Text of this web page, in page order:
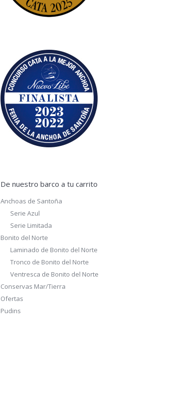
De nuestro barco a tu carrito
Anchoas de Santoña
Serie Azul
Serie Limitada
Bonito del Norte
Laminado de Bonito del Norte
Tronco de Bonito del Norte
Ventresca de Bonito del Norte
Conservas Mar/Tierra
Ofertas
Pudins